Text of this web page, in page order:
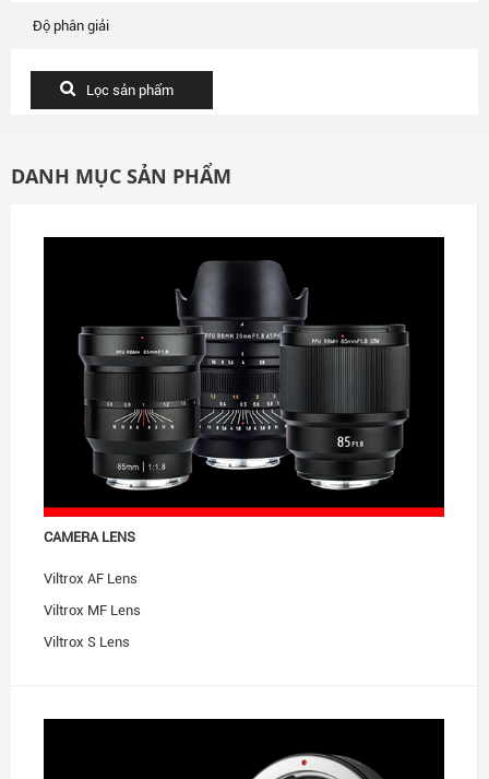
Độ phân giải
DANH MỤC SẢN PHẨM
CAMERA LENS
Viltrox AF Lens
Viltrox MF Lens
Viltrox S Lens